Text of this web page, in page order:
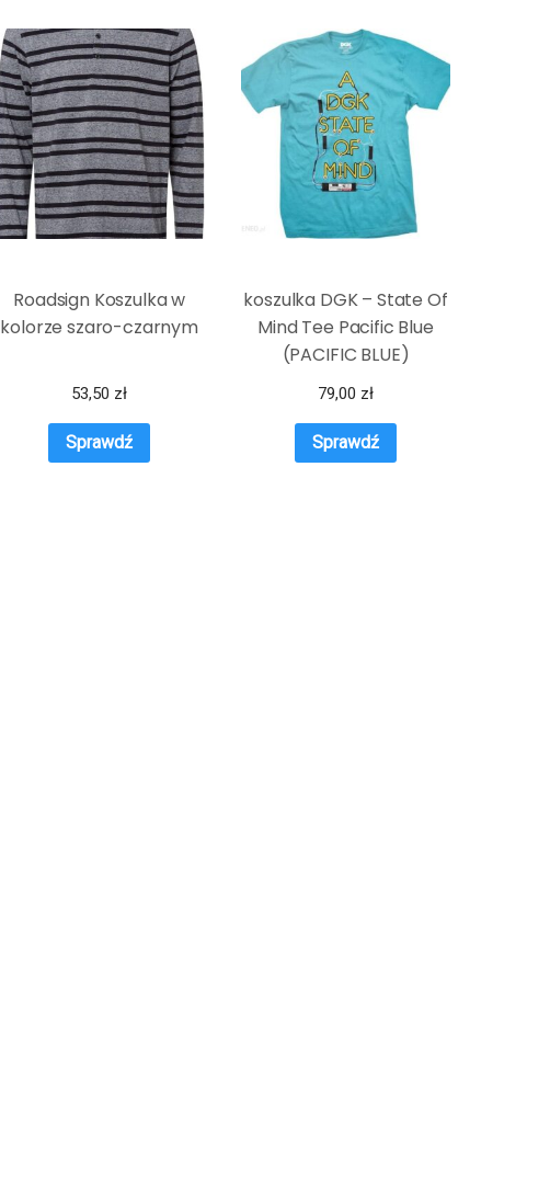
Roadsign Koszulka w
kolorze szaro-czarnym
53,50 zł
Sprawdź
koszulka DGK – State Of
Mind Tee Pacific Blue
(PACIFIC BLUE)
79,00 zł
Sprawdź